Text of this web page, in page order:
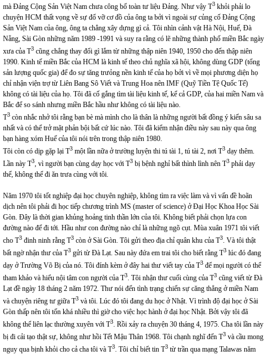
mà Đảng Cộng Sản Việt Nam chưa công bố toàn tư liệu Đảng. Như vậy T3 khỏi phải lo
chuyện HCM thất vọng về sự đổ vỡ cơ đồ của ông ta bởi vì ngoài sự củng cố Đảng Cộng
Sản Việt Nam của ông, ông ta chẳng xây dựng gì cả. Tôi nhìn cảnh vật Hà Nội, Huế, Đà
Nẵng, Sài Gòn những năm 1989 -1991 và suy ra rằng có lẽ những thành phố miền Bắc ngày
xưa của T3 cũng chẳng thay đổi gì lắm từ những thập niên 1940, 1950 cho đến thập niên
1990. Kinh tế miền Bắc của HCM là kinh tế theo chủ nghĩa xã hội, không dùng GDP (tổng
sản lượng quốc gia) để đo sự tăng trưỏng nền kinh tế của họ bởi vì về mọi phương diện họ
chỉ nhận viện trợ từ Liên Bang Sô Viết và Trung Hoa nên IMF (Quỹ Tiền Tệ Quốc Tế)
không có tài liệu của họ. Tôi đã cố gắng tìm tài liệu kinh tế, kể cả GDP, của hai miền Nam và
Bắc để so sánh nhưng miền Bắc hầu như không có tài liệu nào.
T3 còn nhắc nhở tôi rằng bạn bè mà mình cho là thân là những người bất đồng ý kiến sâu sa
nhất và có thể trở mặt phản bội bất cứ lúc nào. Tôi đã kiểm nhận điều này sau này qua ông
bạn hàng xóm Huế của tôi nói trên trong thập niên 1980.
Tôi còn có dịp gặp lại T3 một lần nữa ở trường luyện thi tú tài 1, tú tài 2, nơi T3 dạy thêm.
Lần này T3, vì người bạn cùng dạy học với T3 bị bệnh nghỉ bất thình lình nên T3 phải dạy
thế, không thể đi ăn trưa cùng với tôi.
Năm 1970 tôi tốt nghiệp đại học chuyên nghiệp, không tìm ra việc làm và vì vấn đề hoãn
dịch nên tôi phải đi học tiếp chương trình MS (master of science) ở Đại Học Khoa Học Sài
Gòn. Đây là thời gian khủng hoảng tinh thần lớn của tôi. Không biết phải chọn lựa con
đường nào để đi tới. Hầu như con đường nào chỉ là những ngõ cụt. Mùa xuân 1971 tôi viết
cho T3 đinh ninh rằng T3 còn ở Sài Gòn. Tôi gửi theo địa chỉ quân khu của T3. Và tôi thật
bất ngờ nhận thư của T3 gửi từ Đà Lạt. Sau này đứa em trai tôi cho biết rằng T3 lúc đó đang
dạy ở Trường Võ Bị của nó. Tôi đính kèm ở đây hai thư viết tay của T3 để mọi người có thể
tham khảo và hiểu nội tâm con người của T3. Tôi nhận thư cuối cùng của T3 cũng viết từ Đà
Lạt đề ngày 18 tháng 2 năm 1972. Thư nói đến tình trạng chiến sự căng thẳng ở miền Nam
và chuyện riêng tư giữa T3 và tôi. Lúc đó tôi đang du học ở Nhật. Vì trình độ đại học ở Sài
Gòn thấp nên tôi tốn khá nhiều thì giờ cho việc học hành ở đại học Nhật. Bởi vậy tôi đã
không thể liên lạc thường xuyên với T3. Rồi xảy ra chuyện 30 tháng 4, 1975. Cha tôi lần này
bị đi cải tạo thật sự, không như hồi Tết Mậu Thân 1968. Tôi chạnh nghĩ đến T3 và cầu mong
nguy qua bịnh khỏi cho cả cha tôi và T3. Tôi chỉ biết tin T3 từ trần qua mạng Talawas năm